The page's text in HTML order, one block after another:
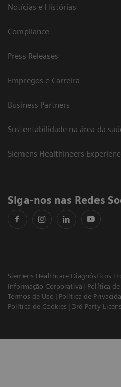
Notícias e Histórias
Compliance
Press Releases
Empregos e Carreira
Business Partners
Sustentabilidade na área da
Siemens Healthineers
Siga-nos nas Redes
Siemens Healthcare Diagnósticos
Informação Corporativa
Política
Termos de Uso
Política de
Política de Cookies
3rd Party